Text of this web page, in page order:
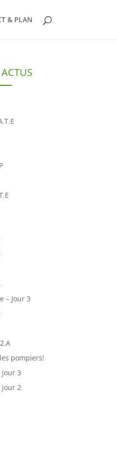
& PLAN
– Jour 3
pompiers!
jour 3
jour 2